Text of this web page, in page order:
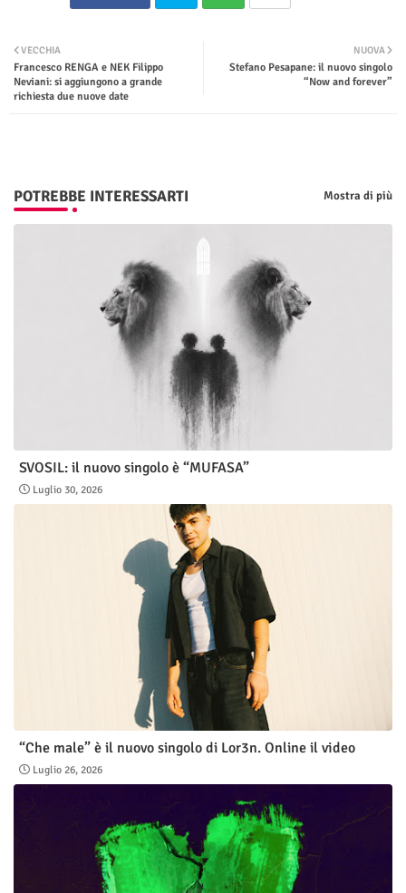
tsap
NUOVA
Stefano Pesapane: il nuovo singolo
“Now and forever”
VECCHIA
Francesco RENGA e NEK Filippo
Neviani: si aggiungono a grande
richiesta due nuove date
POTREBBE INTERESSARTI Mostra di più
SVOSIL: il nuovo singolo è “MUFASA”
Luglio 30, 2026
“Che male” è il nuovo singolo di Lor3n. Online il video
Luglio 26, 2026